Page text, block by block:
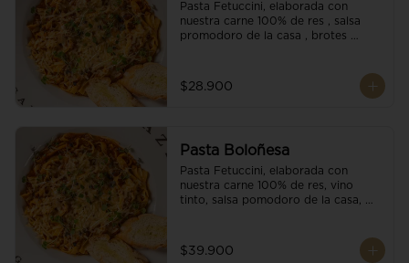
Pasta Fetuccini, elaborada con
nuestra carne 100% de res , salsa
promodoro de la casa , brotes
$28.900
Pasta Boloñesa
Pasta Fetuccini, elaborada con
nuestra carne 100% de res, vino
tinto, salsa pomodoro de la casa,
$39.900